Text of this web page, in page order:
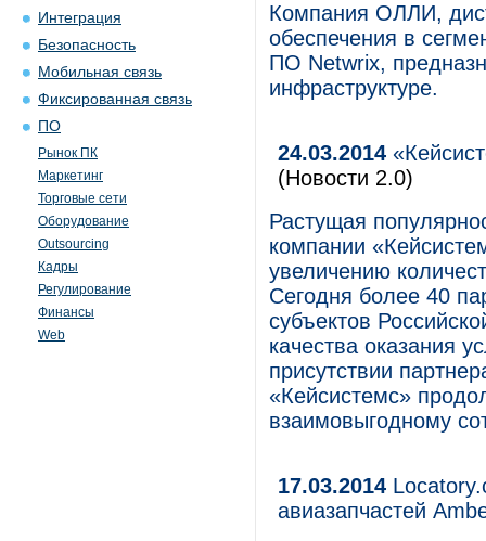
Интеграция
Безопасность
Мобильная связь
Фиксированная связь
ПО
Рынок ПК
Маркетинг
Торговые сети
Оборудование
Outsourcing
Кадры
Регулирование
Финансы
Web
Компания ОЛЛИ,
обеспечения в
ПО Netwrix,
инфраструктуре.
24.03.2014
(Новости 2.0)
Растущая
компании
увеличению
Сегодня более 40
субъектов
качества оказания
присутствии
«Кейсистемс»
взаимовыгодному
17.03.2014
авиазапчастей